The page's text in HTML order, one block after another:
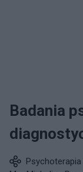
Badania
Psychoterapia